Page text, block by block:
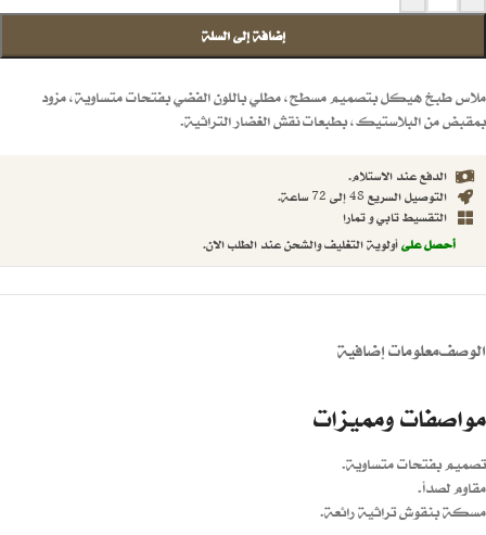
إضافة إلى السلة
ملاس طبخ هيكل بتصميم مسطح، مطلي باللون الفضي بفتحات متساوية، مزود
بمقبض من البلاستيك، بطبعات نقش الغضار التراثية.
الدفع عند الاستلام.
التوصيل السريع 48 إلى 72 ساعة.
التقسيط تابي و تمارا
أحصل علىأولوية التغليف والشحن عند الطلب الان.
الوصفمعلومات إضافية
مواصفات ومميزات
تصميم بفتحات متساوية.
مقاوم لصدأ.
مسكة بنقوش تراثية رائعة.